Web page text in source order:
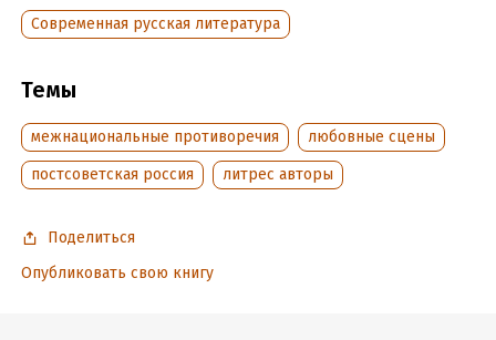
Читать отрывок
Дата написания:
Объем:117357
Год издания:2018
Дата поступления:25 апреля 2018
Современная русская литература
Темы
межнациональные противоречия
любовные сцены
постсоветская россия
литрес авторы
Поделиться
Опубликовать свою книгу